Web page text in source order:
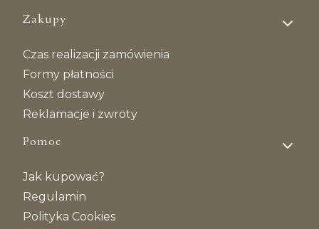
Linki w stopce
Zakupy
Czas realizacji zamówienia
Formy płatności
Koszt dostawy
Reklamacje i zwroty
Pomoc
Jak kupować?
Regulamin
Polityka Cookies